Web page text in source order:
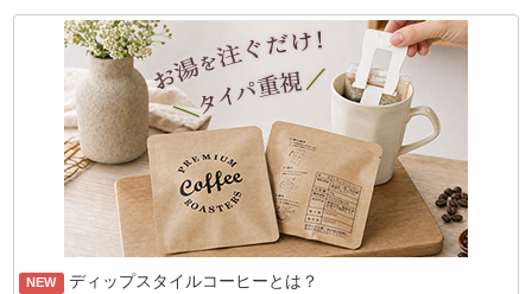
NEW ディップスタイルコーヒーとは？